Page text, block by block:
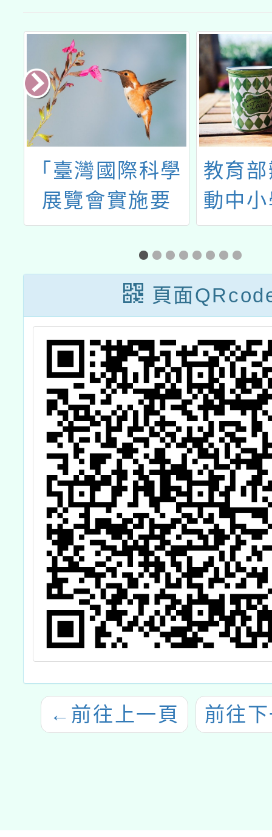
「臺灣國際科學
展覽會實施要
點」
教育
動中
習精
網建
訓
頁面
← 前往上一頁 前往